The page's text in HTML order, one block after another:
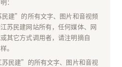
建”的所有文字、图片和音视频
苏民建网站所有，任何媒体、网
其它方式调用者，请注明摘自
。
民建”的所有文字、图片和音视